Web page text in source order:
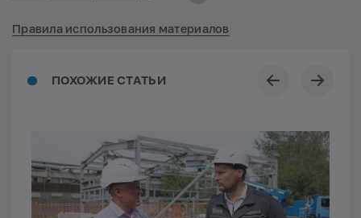
ПОХОЖИЕ СТАТЬИ
Правила использования материалов